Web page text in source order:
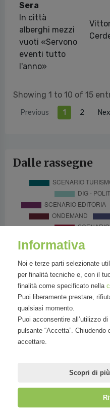
Sera
In città
alberghi mezzi
vuoti «Servono
eventi tutto
l'anno»
Showing 1 to 10 of 15
Previous 1 2
Dalle rassegne
Informativa
Noi e terze parti selezionate
per finalità tecniche e, con il
finalità come specificato nella
Puoi liberamente prestare,
qualsiasi momento.
Puoi acconsentire all’utilizzo
pulsante “Accetta”.
accettare.
Scopri di